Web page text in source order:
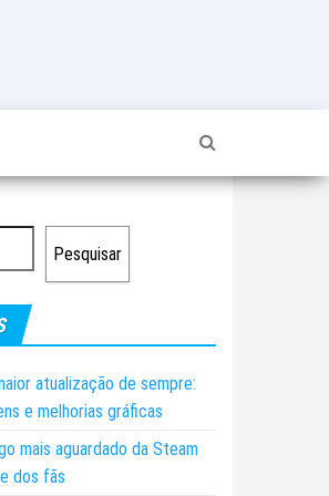
Pesquisar
atualização de sempre:
e melhorias gráficas
mais aguardado da Steam
dos fãs